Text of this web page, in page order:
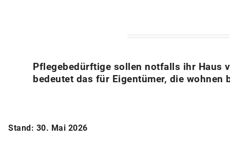
Pflegebedürftige sollen notfalls ihr Haus
bedeutet das für Eigentümer, die wohnen
Stand: 30. Mai 2026